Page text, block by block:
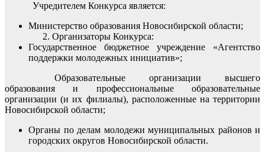
Учредителем Конкурса является:
Министерство образования Новосибирской области;
Организаторы Конкурса:
Государственное бюджетное учреждение «Агентство
поддержки молодежных инициатив»;
Образовательные организации высшего
образования и профессиональные образовательные
организации (и их филиалы), расположенные на территории
Новосибирской области;
Органы по делам молодежи муниципальных районов и
городских округов Новосибирской области.